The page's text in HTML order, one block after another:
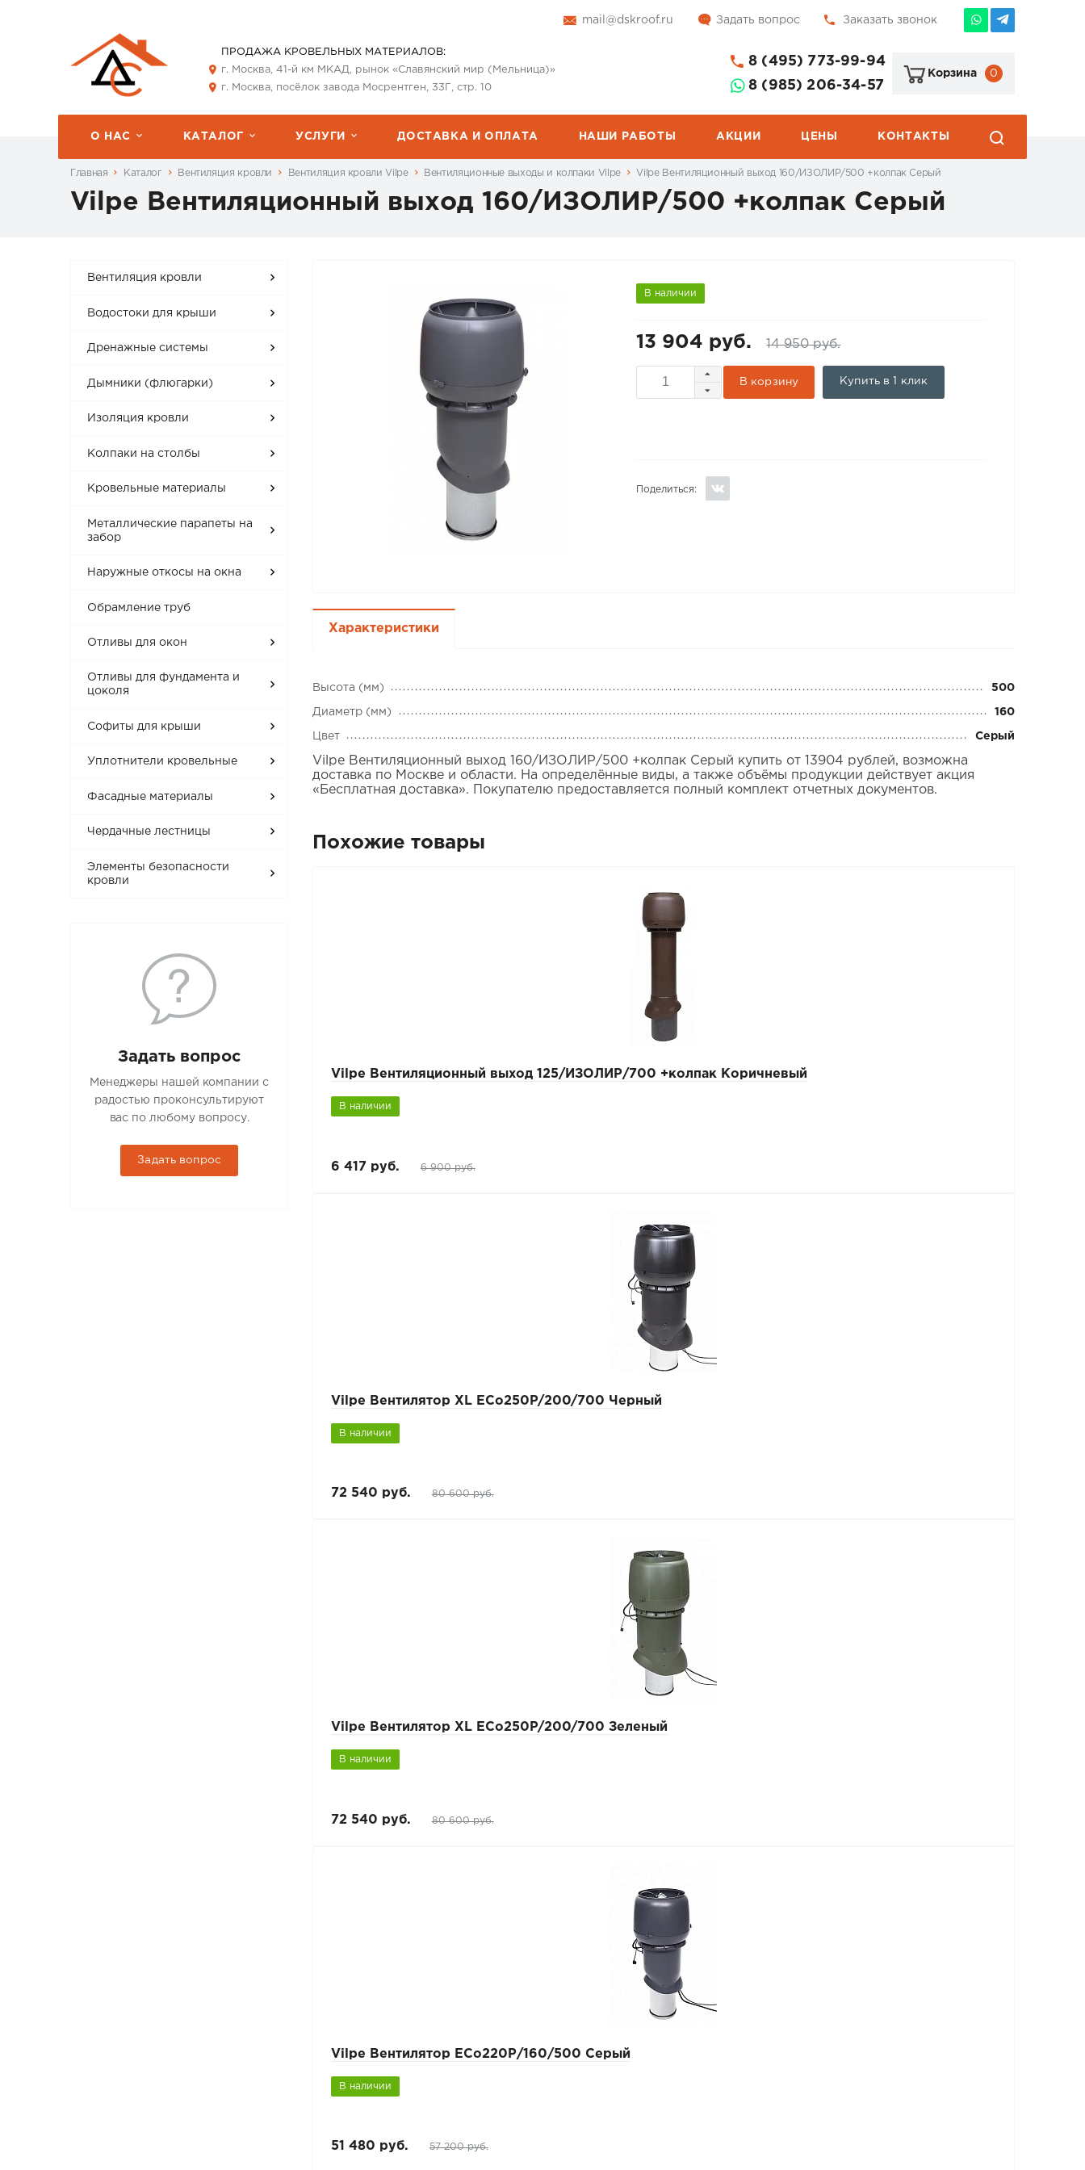
mail@dskroof.ru Задать вопрос Заказать звонок
ПРОДАЖА КРОВЕЛЬНЫХ МАТЕРИАЛОВ:
г. Москва, 41-й км МКАД, рынок «Славянский мир (Мельница)»
г. Москва, посёлок завода Мосрентген, 33Г, стр. 10
8 (495) 773-99-94
8 (985) 206-34-57
Корзина 0
О НАС КАТАЛОГ УСЛУГИ ДОСТАВКА И ОПЛАТА НАШИ РАБОТЫ АКЦИИ ЦЕНЫ КОНТАКТЫ
Главная Каталог Вентиляция кровли Вентиляция кровли Vilpe Вентиляционные выходы и колпаки Vilpe Vilpe Вентиляционный выход 160/ИЗОЛИР/500 +колпак Серый
Vilpe Вентиляционный выход 160/ИЗОЛИР/500 +колпак Серый
Вентиляция кровли
Водостоки для крыши
Дренажные системы
Дымники (флюгарки)
Изоляция кровли
Колпаки на столбы
Кровельные материалы
Металлические парапеты на
забор
Наружные откосы на окна
Обрамление труб
Отливы для окон
Отливы для фундамента и
цоколя
Софиты для крыши
Уплотнители кровельные
Фасадные материалы
Чердачные лестницы
Элементы безопасности
кровли
Задать вопрос
Менеджеры нашей компании с
радостью проконсультируют
вас по любому вопросу.
Задать вопрос
В наличии
13 904 руб. 14 950 руб.
В корзину Купить в 1 клик
Поделиться:
Характеристики
Высота (мм) 500
Диаметр (мм) 160
Цвет Серый
Vilpe Вентиляционный выход 160/ИЗОЛИР/500 +колпак Серый купить от 13904 рублей, возможна
доставка по Москве и области. На определённые виды, а также объёмы продукции действует акция
«Бесплатная доставка». Покупателю предоставляется полный комплект отчетных документов.
Похожие товары
Vilpe Вентиляционный выход 125/ИЗОЛИР/700 +колпак Коричневый
В наличии
6 417 руб. 6 900 руб.
Vilpe Вентилятор XL ECo250P/200/700 Черный
В наличии
72 540 руб. 80 600 руб.
Vilpe Вентилятор XL ECo250P/200/700 Зеленый
В наличии
72 540 руб. 80 600 руб.
Vilpe Вентилятор ECo220Р/160/500 Серый
В наличии
51 480 руб. 57 200 руб.